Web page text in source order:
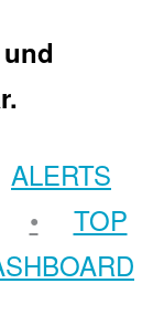
ALERTS
•
TOP